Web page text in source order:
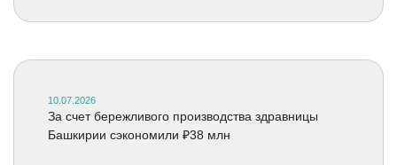
10.07.2026
За счет бережливого производства здравницы
Башкирии сэкономили ₽38 млн